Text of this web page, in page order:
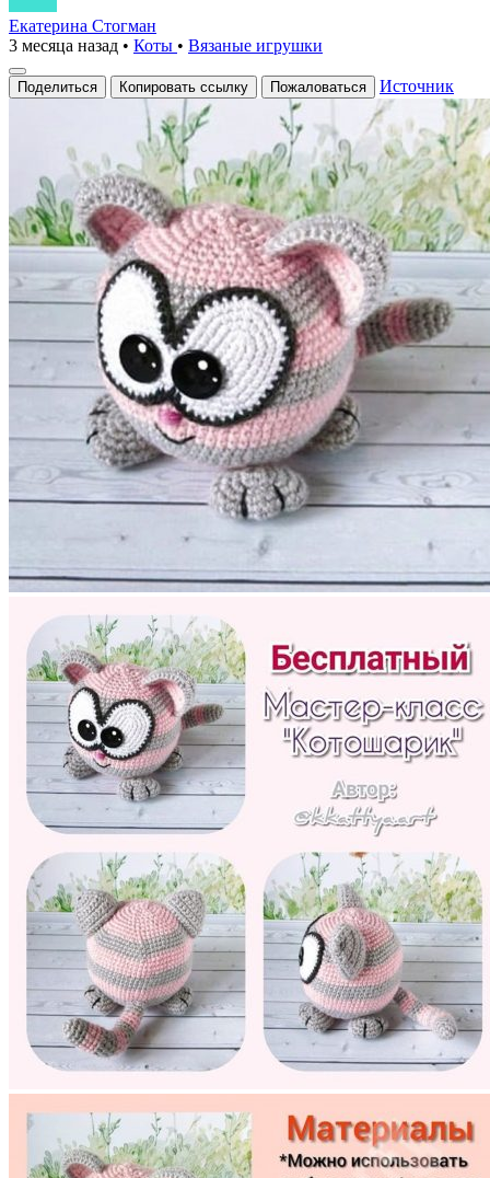
Екатерина Стогман
3 месяца назад • Коты • Вязаные игрушки
Поделиться Копировать ссылку Пожаловаться Источник